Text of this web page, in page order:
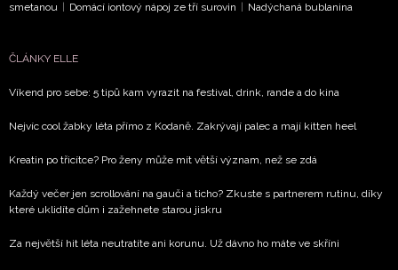
smetanou
Domácí iontový nápoj ze tří surovin Nadýchaná bublanina
ČLÁNKY ELLE
Víkend pro sebe: 5 tipů kam vyrazit na festival, drink, rande a do kina
Nejvíc cool žabky léta přímo z Kodaně. Zakrývají palec a mají kitten heel
Kreatin po třicítce? Pro ženy může mít větší význam, než se zdá
Každý večer jen scrollování na gauči a ticho? Zkuste s partnerem rutinu, díky
které uklidíte dům i zažehnete starou jiskru
Za největší hit léta neutratíte ani korunu. Už dávno ho máte ve skříni